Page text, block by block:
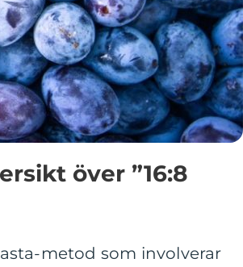
över ”16:8
metod som involverar